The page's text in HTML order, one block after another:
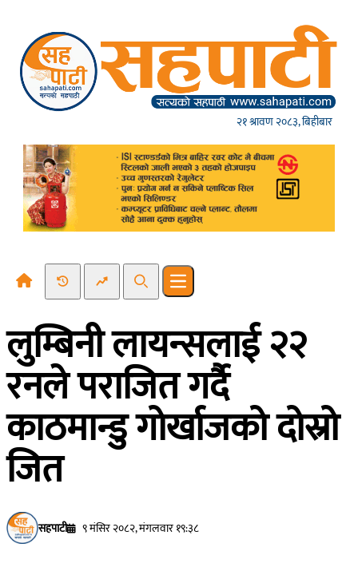
२१ श्रावण २०८३, बिहीबार
Recent NewsTrending News
SearchOpen main menu
लुम्बिनी लायन्सलाई २२
रनले पराजित गर्दै
काठमान्डु गोर्खाजको दोस्रो
जित
सहपाटी ९ मंसिर २०८२, मंगलवार १९:३८